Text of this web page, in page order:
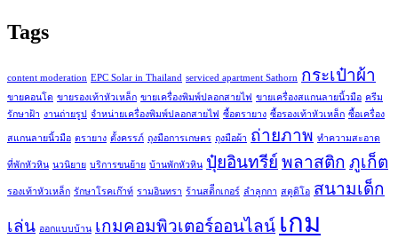
Tags
content moderation EPC Solar in Thailand serviced apartment Sathorn กระเป๋าผ้า
ขายคอนโด ขายรองเท้าหัวเหล็ก ขายเครื่องพิมพ์ปลอกสายไฟ ขายเครื่องสแกนลายนิ้วมือ ครีม
รักษาฝ้า งานถ่ายรูป จำหน่ายเครื่องพิมพ์ปลอกสายไฟ ซื้อตรายาง ซื้อรองเท้าหัวเหล็ก ซื้อเครื่อง
สแกนลายนิ้วมือ ตรายาง ตั้งครรภ์ ถุงมือการเกษตร ถุงมือผ้า ถ่ายภาพ ทำความสะอาด
ที่พักหัวหิน นวนิยาย บริการขนย้าย บ้านพักหัวหิน ปุ๋ยอินทรีย์ พลาสติก ภูเก็ต
รองเท้าหัวเหล็ก รักษาโรคเก๊าท์ รามอินทรา ร้านสติีกเกอร์ ลำลูกกา สตูดิโอ สนามเด็ก
เล่น ออกแบบบ้าน เกมคอมพิวเตอร์ออนไลน์ เกม